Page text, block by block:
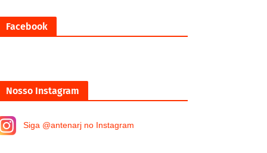
Facebook
Nosso Instagram
Siga @antenarj no Instagram